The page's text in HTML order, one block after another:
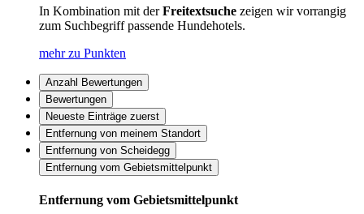
In Kombination mit derFreitextsuche zeigen wir vorrangig
zum Suchbegriff passende Hundehotels.
mehr zu Punkten
Anzahl Bewertungen
Bewertungen
Neueste Einträge zuerst
Entfernung von meinem Standort
Entfernung von Scheidegg
Entfernung vom Gebietsmittelpunkt
Entfernung vom Gebietsmittelpunkt